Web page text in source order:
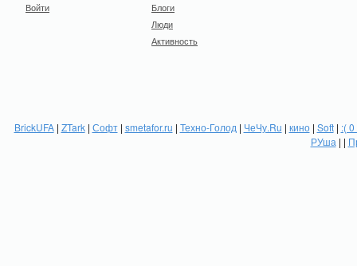
Войти
Блоги
Люди
Активность
BrickUFA| ZTark| Софт| smetafor.ru | Техно-Голод | ЧеЧу.Ru | кино| Soft| :(
РУша | |